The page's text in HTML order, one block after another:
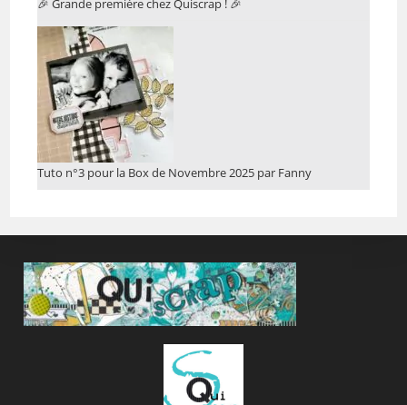
Tuto n°3 pour la Box de Novembre 2025 par Fanny